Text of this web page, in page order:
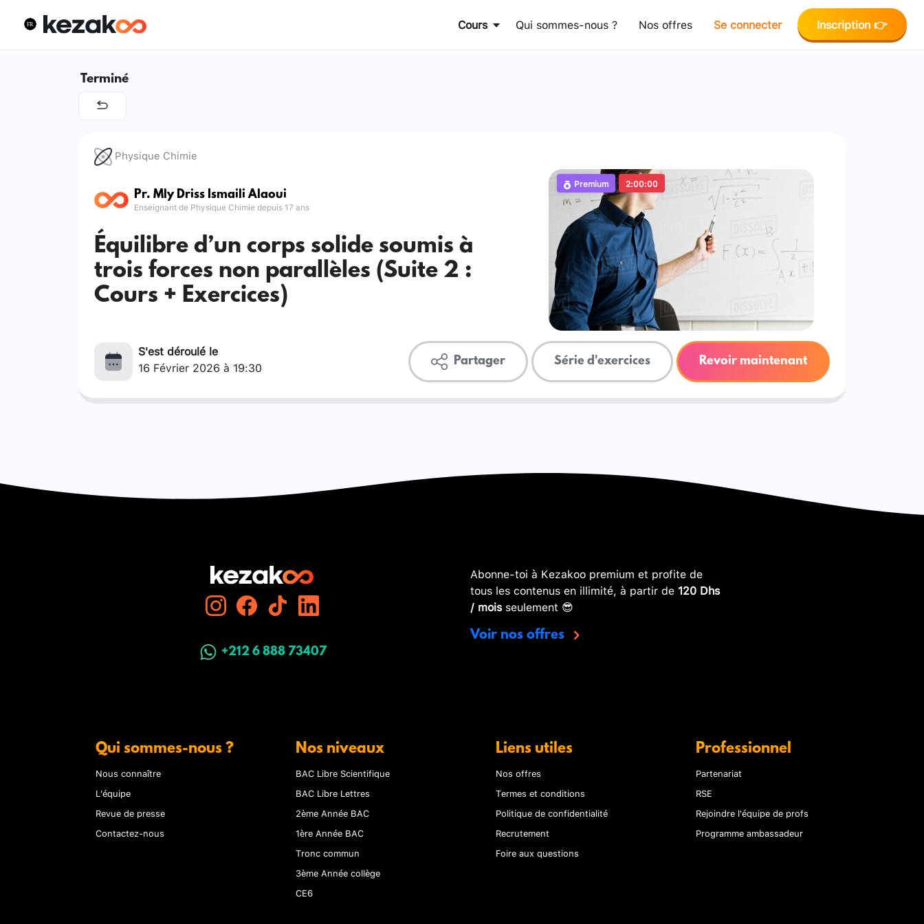
Cours Qui sommes-nous ? Nos offres Se connecter Inscription 👉
Terminé
Physique Chimie
Pr. Mly Driss Ismaili Alaoui
Enseignant de Physique Chimie depuis 17 ans
Équilibre d’un corps solide soumis à
trois forces non parallèles (Suite 2 :
Cours + Exercices)
Premium 2:00:00
S'est déroulé le
16 Février 2026 à 19:30
Partager Série d'exercices Revoir maintenant
+212 6 888 73407
Abonne-toi à Kezakoo premium et profite de
tous les contenus en illimité, à partir de 120 Dhs
/ moisseulement 😎
Voir nos offres
Qui sommes-nous ?
Nous connaître
L'équipe
Revue de presse
Contactez-nous
Nos niveaux
BAC Libre Scientifique
BAC Libre Lettres
2ème Année BAC
1ère Année BAC
Tronc commun
3ème Année collège
CE6
Liens utiles
Nos offres
Termes et conditions
Politique de confidentialité
Recrutement
Foire aux questions
Professionnel
Partenariat
RSE
Rejoindre l'équipe de profs
Programme ambassadeur